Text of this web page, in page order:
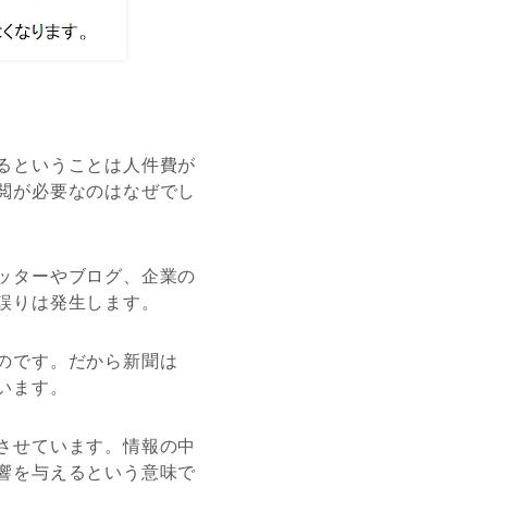
ということは人件費が
が必要なのはなぜでし
ターやブログ、企業の
は発生します。
です。だから新聞は
す。
せています。情報の中
を与えるという意味で